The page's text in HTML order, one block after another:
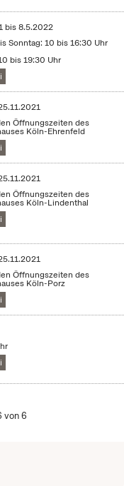
bis8.5.2022
Sonntag: 10 bis 16:30 Uhr
bis 19:30 Uhr
Öffnungszeiten des
Köln-Ehrenfeld
Öffnungszeiten des
Köln-Lindenthal
Öffnungszeiten des
Köln-Porz
von 6